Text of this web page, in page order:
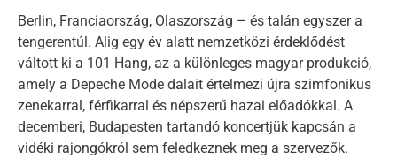
Berlin, Franciaország, Olaszország – és talán egyszer a
tengerentúl. Alig egy év alatt nemzetközi érdeklődést
váltott ki a 101 Hang, az a különleges magyar produkció,
amely a Depeche Mode dalait értelmezi újra szimfonikus
zenekarral, férfikarral és népszerű hazai előadókkal. A
decemberi, Budapesten tartandó koncertjük kapcsán a
vidéki rajongókról sem feledkeznek meg a szervezők.